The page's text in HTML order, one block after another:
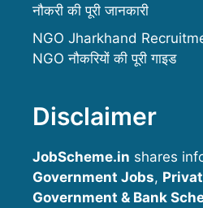
नौकरी की पूरी जानकारी
NGO Jharkhand
NGO नौकरियों की पूरी गाइड
Disclaimer
JobScheme.in shares
Government Jobs,
Government & Bank